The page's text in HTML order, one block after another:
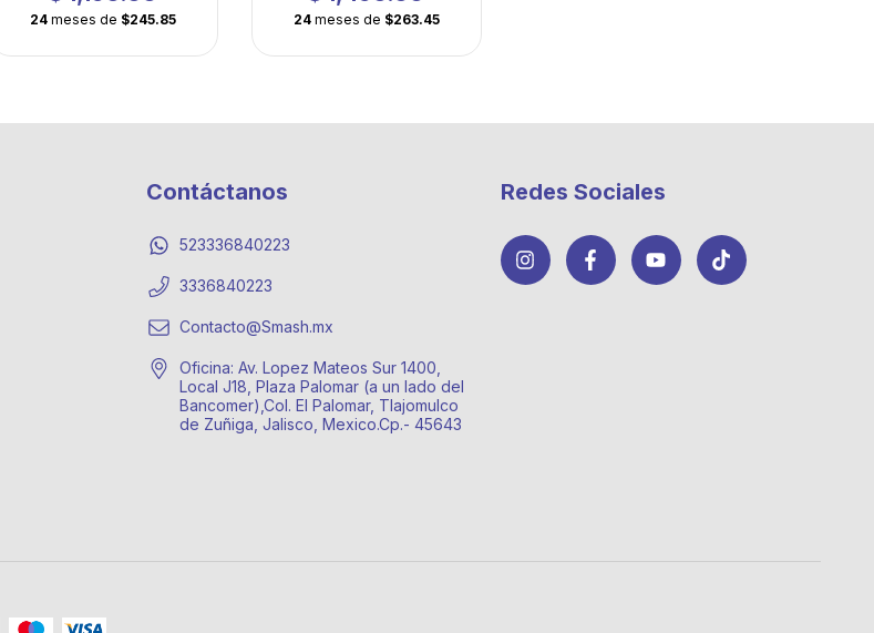
24 meses de $245.85
moderno
24 meses de $263.45
Contáctanos
523336840223
3336840223
Contacto@Smash.mx
Oficina: Av. Lopez Mateos Sur 1400,
Local J18, Plaza Palomar (a un lado del
Bancomer),Col. El Palomar, Tlajomulco
de Zuñiga, Jalisco, Mexico.Cp.- 45643
Redes Sociales